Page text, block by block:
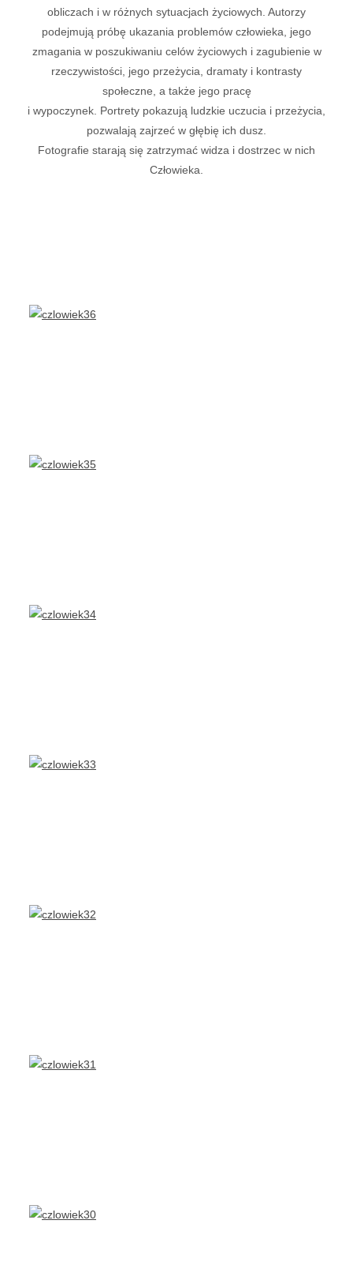
obliczach i w różnych sytuacjach życiowych. Autorzy
podejmują próbę ukazania problemów człowieka, jego
zmagania w poszukiwaniu celów życiowych i zagubienie w
rzeczywistości, jego przeżycia, dramaty i kontrasty
społeczne, a także jego pracę
i wypoczynek. Portrety pokazują ludzkie uczucia i przeżycia,
pozwalają zajrzeć w głębię ich dusz.
Fotografie starają się zatrzymać widza i dostrzec w nich
Człowieka.